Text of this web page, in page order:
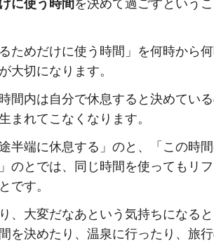
ためだけに使う時間」を何時から
大切になります。
内は自分で休息すると決めている
まれてこなくなります。
半端に休息する」のと、「この時
のとでは、同じ時間を使ってもリ
です。
、大変だなあという気持ちになる
を決めたり、温泉に行ったり、旅